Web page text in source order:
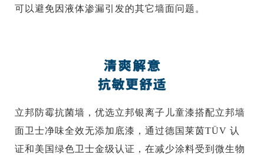
可以避免因液体渗漏引发的其它墙面问题。
立邦防霉抗菌墙，优选立邦银离子儿童漆搭配立邦墙
面卫士净味全效无添加底漆，通过德国莱茵TÜV 认
证和美国绿色卫士金级认证，在减少涂料受到微生物